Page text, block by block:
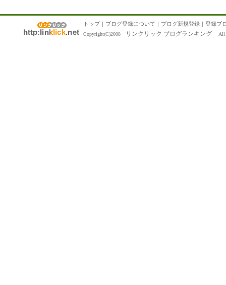
トップ｜ ブログ登録について ｜ ブログ新規登録 ｜ 登録ブ
Copyright(C)2008 リンクリック ブログランキング All